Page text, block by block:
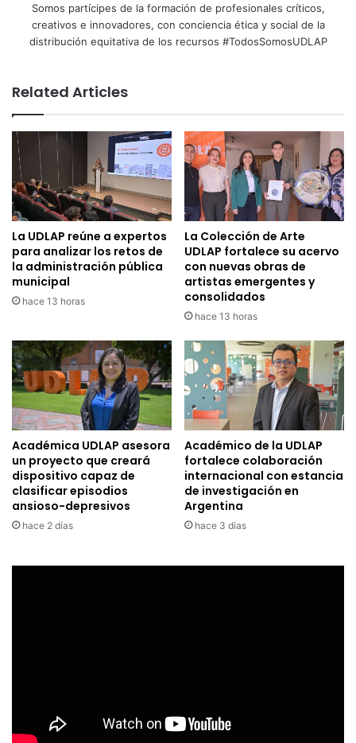
Somos partícipes de la formación de profesionales críticos,
creativos e innovadores, con conciencia ética y social de la
distribución equitativa de los recursos #TodosSomosUDLAP
Related Articles
La UDLAP reúne a expertos
para analizar los retos de
la administración pública
municipal
hace 13 horas
La Colección de Arte
UDLAP fortalece su acervo
con nuevas obras de
artistas emergentes y
consolidados
hace 13 horas
Académica UDLAP asesora
un proyecto que creará
dispositivo capaz de
clasificar episodios
ansioso-depresivos
hace 2 días
Académico de la UDLAP
fortalece colaboración
internacional con estancia
de investigación en
Argentina
hace 3 días